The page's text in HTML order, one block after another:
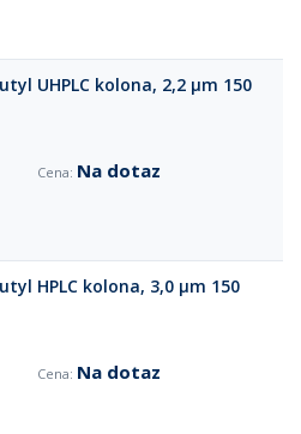
UHPLC kolona, 2,2 µm 150
Na dotaz
HPLC kolona, 3,0 µm 150
Na dotaz